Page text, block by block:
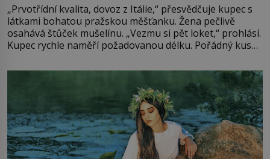
„Prvotřídní kvalita, dovoz z Itálie,“ přesvědčuje kupec s
látkami bohatou pražskou měšťanku. Žena pečlivě
osahává štůček mušelínu. „Vezmu si pět loket,“ prohlásí.
Kupec rychle naměří požadovanou délku. Pořádný kus
milostpaní. Stačí jenom na sukni,“ zhodnotí švadlena
množství růžového mušelínu. „Ošidili vás, podívejte.“